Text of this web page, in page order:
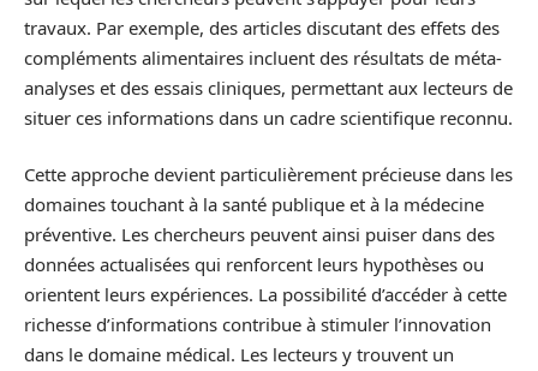
travaux. Par exemple, des articles discutant des effets des
compléments alimentaires incluent des résultats de méta-
analyses et des essais cliniques, permettant aux lecteurs de
situer ces informations dans un cadre scientifique reconnu.
Cette approche devient particulièrement précieuse dans les
domaines touchant à la santé publique et à la médecine
préventive. Les chercheurs peuvent ainsi puiser dans des
données actualisées qui renforcent leurs hypothèses ou
orientent leurs expériences. La possibilité d’accéder à cette
richesse d’informations contribue à stimuler l’innovation
dans le domaine médical. Les lecteurs y trouvent un